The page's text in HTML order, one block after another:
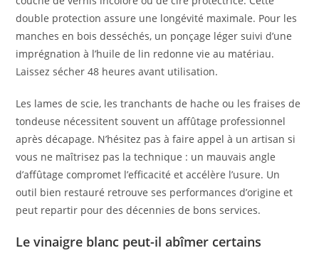
double protection assure une longévité maximale. Pour les
manches en bois desséchés, un ponçage léger suivi d’une
imprégnation à l’huile de lin redonne vie au matériau.
Laissez sécher 48 heures avant utilisation.
Les lames de scie, les tranchants de hache ou les fraises de
tondeuse nécessitent souvent un affûtage professionnel
après décapage. N’hésitez pas à faire appel à un artisan si
vous ne maîtrisez pas la technique : un mauvais angle
d’affûtage compromet l’efficacité et accélère l’usure. Un
outil bien restauré retrouve ses performances d’origine et
peut repartir pour des décennies de bons services.
Le vinaigre blanc peut-il abîmer certains